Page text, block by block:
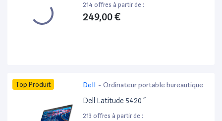
214 offres à partir de :
249,00 €
Top Produit Dell - Ordinateur portable bureautique
Dell Latitude 5420 ”
213 offres à partir de :